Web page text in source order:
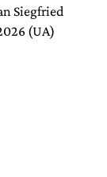
Siegfried
(UA)